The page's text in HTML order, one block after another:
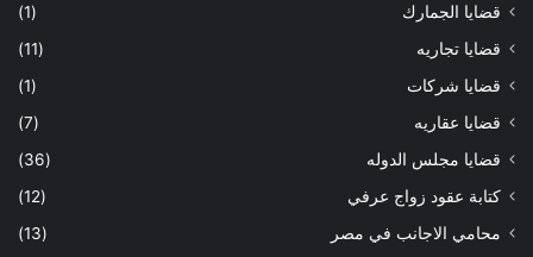
قضايا الجمارك
(1)
قضايا تجاريه
(11)
قضايا شركات
(1)
قضايا عقاريه
(7)
قضايا مجلس الدوله
(36)
كتابة عقود زواج عرفي
(12)
محامي الاجانب في مصر
(13)